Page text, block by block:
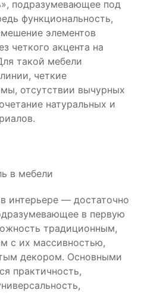
подразумевающее под
функциональность,
элементов
четкого акцента на
такой мебели
четкие
отсутствии вычурных
натуральных и
интерьере — достаточно
в первую
традиционным,
с их массивностью,
декором. Основными
практичность,